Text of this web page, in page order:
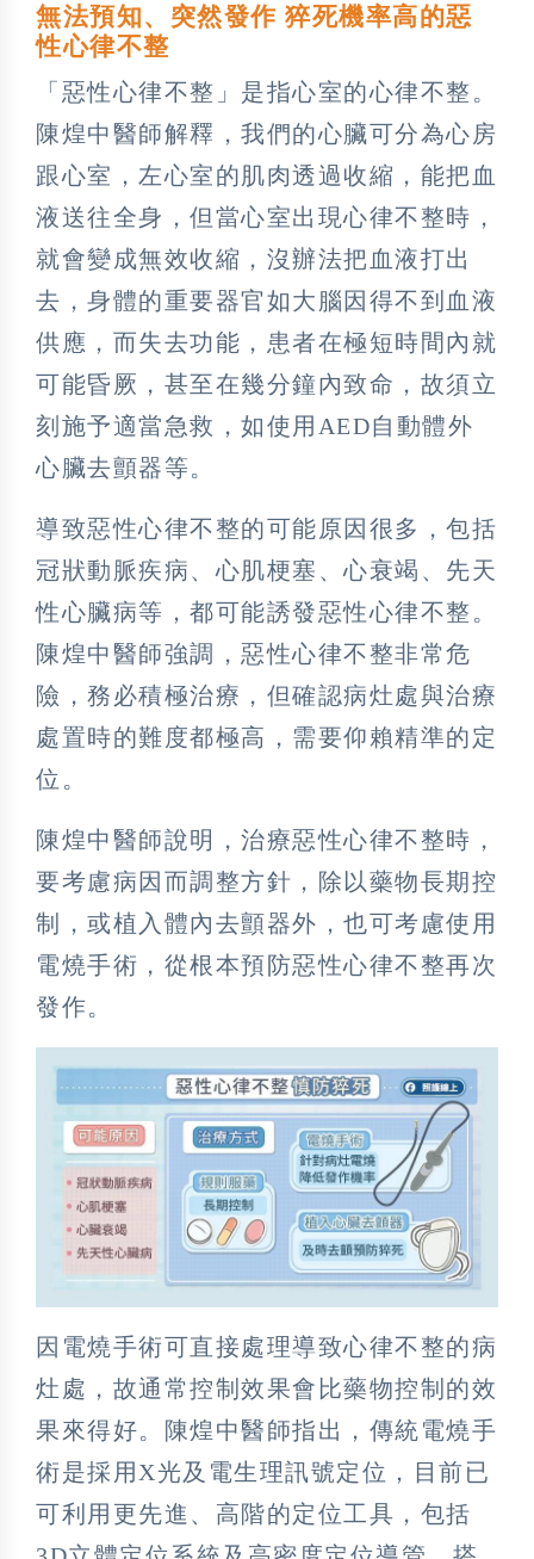
無法預知、突然發作 猝死機率高的惡
性心律不整
「惡性心律不整」是指心室的心律不整。
陳煌中醫師解釋，我們的心臟可分為心房
跟心室，左心室的肌肉透過收縮，能把血
液送往全身，但當心室出現心律不整時，
就會變成無效收縮，沒辦法把血液打出
去，身體的重要器官如大腦因得不到血液
供應，而失去功能，患者在極短時間內就
可能昏厥，甚至在幾分鐘內致命，故須立
刻施予適當急救，如使用AED自動體外
心臟去顫器等。
導致惡性心律不整的可能原因很多，包括
冠狀動脈疾病、心肌梗塞、心衰竭、先天
性心臟病等，都可能誘發惡性心律不整。
陳煌中醫師強調，惡性心律不整非常危
險，務必積極治療，但確認病灶處與治療
處置時的難度都極高，需要仰賴精準的定
位。
陳煌中醫師說明，治療惡性心律不整時，
要考慮病因而調整方針，除以藥物長期控
制，或植入體內去顫器外，也可考慮使用
電燒手術，從根本預防惡性心律不整再次
發作。
因電燒手術可直接處理導致心律不整的病
灶處，故通常控制效果會比藥物控制的效
果來得好。陳煌中醫師指出，傳統電燒手
術是採用X光及電生理訊號定位，目前已
可利用更先進、高階的定位工具，包括